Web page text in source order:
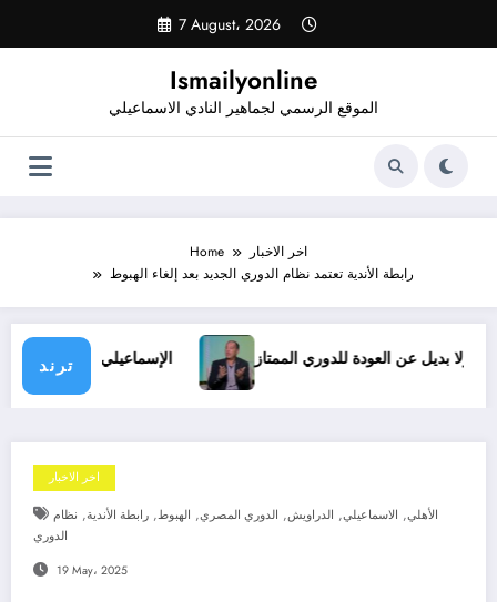
content
7 August، 2026
Ismailyonline
الموقع الرسمي لجماهير النادي الاسماعيلي
Home
اخر الاخبار
رابطة الأندية تعتمد نظام الدوري الجديد بعد إلغاء الهبوط
ترند
الإسماعيلي يدخل ولا بديل عن العودة للدوري الممتاز
اخر الاخبار
الأهلي, الاسماعيلي, الدراويش, الدوري المصري, الهبوط,رابطة الأندية, نظام
الدوري
19 May، 2025